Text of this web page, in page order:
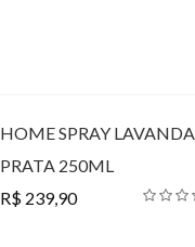
HOME SPRAY LAVANDA
PRATA 250ML
R$ 239,90